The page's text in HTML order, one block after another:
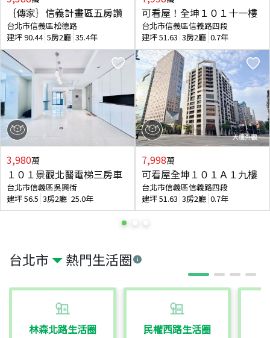
台北市 熱門生活圈
林森北路生活圈 民權西路生活圈
｛傳家｝信義計畫區五房讚
台北市信義區松德路
建坪90.44 5房2廳 35.4年
3,980萬
１０１景觀北醫電梯三房車
台北市信義區吳興街
建坪56.5 3房2廳 25.0年
可看屋！全坤１０１十一樓
台北市信義區信義路四段
建坪51.63 3房2廳 0.7年
7,998萬
可看屋全坤１０１Ａ１九樓
台北市信義區信義路四段
建坪51.63 3房2廳 0.7年